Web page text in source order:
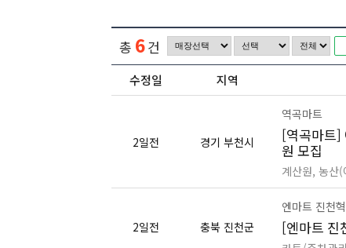
총 6건
수정일 지역
2일전 경기 부천시
역곡마트
[역곡마트]
원 모집
계산원, 농산
2일전 충북 진천군
엔마트 진천
[엔마트 진